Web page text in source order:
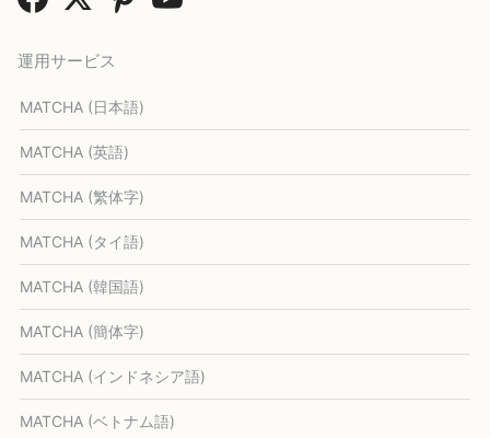
運用サービス
MATCHA (日本語)
MATCHA (英語)
MATCHA (繁体字)
MATCHA (タイ語)
MATCHA (韓国語)
MATCHA (簡体字)
MATCHA (インドネシア語)
MATCHA (ベトナム語)